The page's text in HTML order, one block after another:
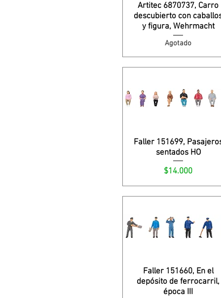
Artitec 6870737, Carro
descubierto con
y figura, Wehrmacht
Agotado
Faller 151699,
sentados HO
Precio
$14.000
Faller 151660, En el
depósito de ferrocarril,
época III